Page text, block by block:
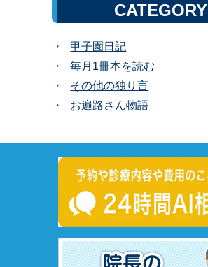
CATEGORY
甲子園日記
毎月1冊本を読む
その他の独り言
お遍路さん物語